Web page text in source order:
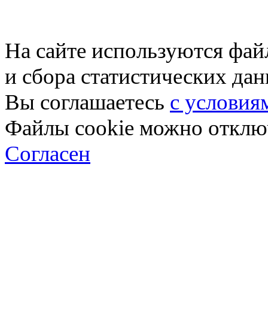
На сайте используются
и сбора статистических
Вы соглашаетесь с
Файлы cookie можно
Согласен